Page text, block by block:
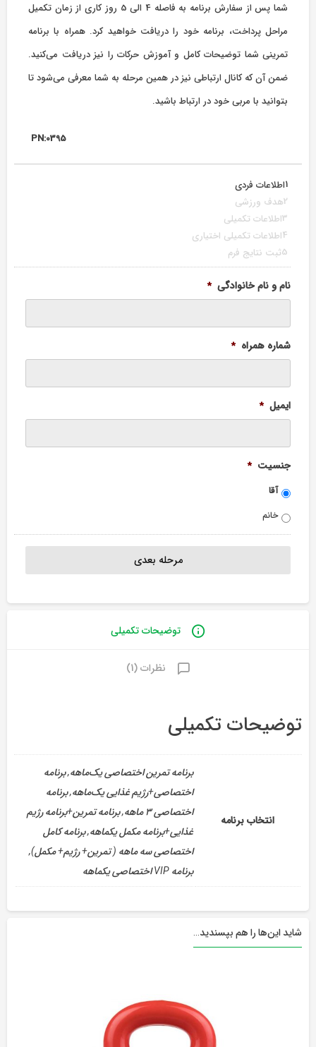
شما پس از سفارش برنامه به فاصله 4 الی 5 روز کاری از زمان تکمیل
مراحل پرداخت، برنامه خود را دریافت خواهید کرد. همراه با برنامه
تمرینی شما توضیحات کامل و آموزش حرکات را نیز دریافت می‌کنید.
ضمن آن که کانال ارتباطی نیز در همین مرحله به شما معرفی می‌شود تا
بتوانید با مربی خود در ارتباط باشید.
PN:0395
1اطلاعات فردی
2هدف ورزشی
3اطلاعات تکمیلی
4اطلاعات تکمیلی اختیاری
5ثبت نتایج فرم
نام و نام خانوادگی *
شماره همراه *
ایمیل *
جنسیت *
آقا
خانم
توضیحات تکمیلی
نظرات (1)
توضیحات تکمیلی
انتخاب برنامه
برنامه تمرین اختصاصی یک‌ماهه, برنامه
اختصاصی+رژیم غذایی یک‌ماهه, برنامه
اختصاصی ۳ ماهه, برنامه تمرین+برنامه رژیم
غذایی+برنامه مکمل یکماهه, برنامه کامل
اختصاصی سه ماهه ( تمرین+ رژیم+ مکمل),
برنامه VIP اختصاصی یکماهه
شاید این‌ها را هم بپسندید…
این
محصول
دارای